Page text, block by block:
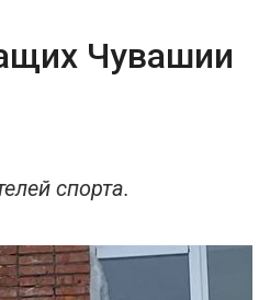
Чувашии
спорта.